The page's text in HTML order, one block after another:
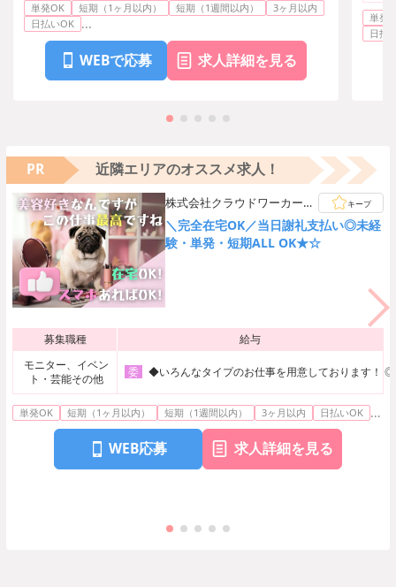
単発OK 短期（1ヶ月以内） 短期（1週間以内）
3ヶ月以内
日払いOK ...
WEBで応募 求人詳細を見る
単発
日払
PR 近隣エリアのオススメ求人！
株式会社クラウドワーカー
【ご自宅でのお仕事】
キープ
＼完全在宅OK／当日謝礼支払い◎未経
験・単発・短期ALL OK★☆
募集職種
給与
モニター、イベン
ト・芸能その他
委 ◆いろんなタイプのお仕事を用意しております！
単発OK 短期（1ヶ月以内） 短期（1週間以内） 3ヶ月以内 日払いOK ...
WEB応募 求人詳細を見る